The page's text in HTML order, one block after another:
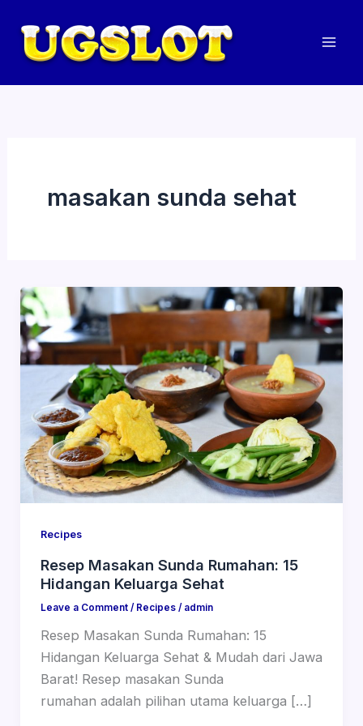
content
masakan sunda sehat
Recipes
Resep Masakan Sunda Rumahan: 15
Hidangan Keluarga Sehat
Leave a Comment / Recipes/ admin
Resep Masakan Sunda Rumahan: 15
Hidangan Keluarga Sehat & Mudah dari Jawa
Barat! Resep masakan Sunda
rumahan adalah pilihan utama keluarga […]